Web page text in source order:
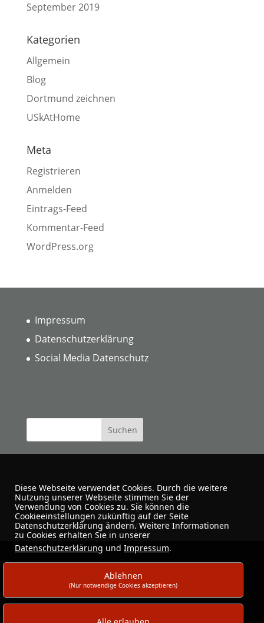
September 2019
Kategorien
Allgemein
Blog
Dortmund zeichnen
USkAtHome
Meta
Registrieren
Anmelden
Eintrags-Feed
Kommentar-Feed
WordPress.org
Impressum
Datenschutzerklärung
Social Media Datenschutz
Urban Sketchers Dortmund
Diese Webseite verwendet Cookies. Durch die weitere
Nutzung unserer Webseite stimmen Sie der
Verwendung von Cookies zu. Sie können die
Cookieeinstellungen zukünftig auf der Seite
Datenschutzerklärung ändern. Weitere Informationen
zu Cookies erhalten Sie in unserer
Datenschutzerklärung und Impressum.
Ablehnen
(Nur notwendige Cookies akzeptieren)